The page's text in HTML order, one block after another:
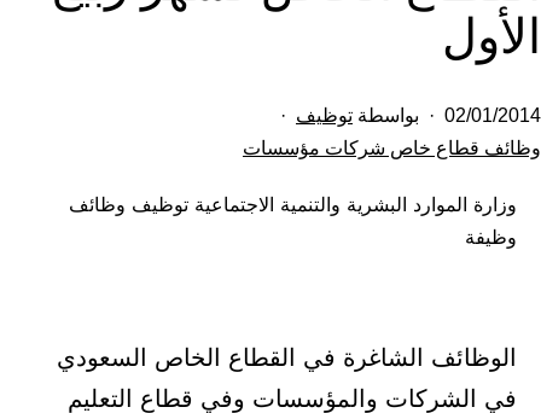
الأول
تم
النشر
02/01/2014 بواسطة توظيف
مصنف
وظائف قطاع خاص شركات مؤسسات
وزارة الموارد البشرية والتنمية الاجتماعية توظيف وظائف
وظيفة
الوظائف الشاغرة في القطاع الخاص السعودي
في الشركات والمؤسسات وفي قطاع التعليم